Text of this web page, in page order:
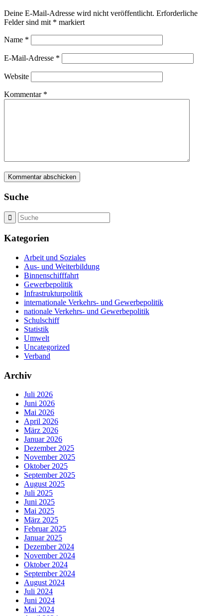
Deine E-Mail-Adresse wird nicht veröffentlicht. Erforderliche
Felder sind mit * markiert
Name *
E-Mail-Adresse *
Website
Kommentar *
Suche
Kategorien
Arbeit und Soziales
Aus- und Weiterbildung
Binnenschifffahrt
Gewerbepolitik
Infrastrukturpolitik
internationale Verkehrs- und Gewerbepolitik
nationale Verkehrs- und Gewerbepolitik
Schulschiff
Statistik
Umwelt
Uncategorized
Verband
Archiv
Juli 2026
Juni 2026
Mai 2026
April 2026
März 2026
Januar 2026
Dezember 2025
November 2025
Oktober 2025
September 2025
August 2025
Juli 2025
Juni 2025
Mai 2025
März 2025
Februar 2025
Januar 2025
Dezember 2024
November 2024
Oktober 2024
September 2024
August 2024
Juli 2024
Juni 2024
Mai 2024